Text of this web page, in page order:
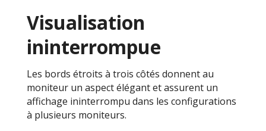
Visualisation
ininterrompue
Les bords étroits à trois côtés donnent au
moniteur un aspect élégant et assurent un
affichage ininterrompu dans les configurations
à plusieurs moniteurs.